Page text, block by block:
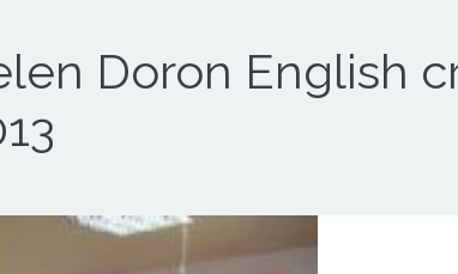
Doron English